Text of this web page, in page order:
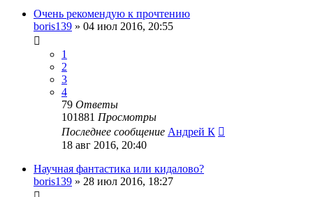
Очень рекомендую к прочтению
boris139 » 04 июл 2016, 20:55
1
2
3
4
79 Ответы
101881 Просмотры
Последнее сообщение Андрей К
18 авг 2016, 20:40
Научная фантастика или кидалово?
boris139 » 28 июл 2016, 18:27